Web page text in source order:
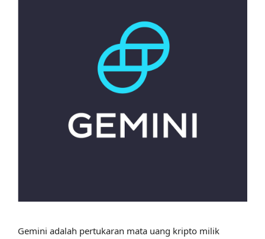
Gemini adalah pertukaran mata uang kripto milik